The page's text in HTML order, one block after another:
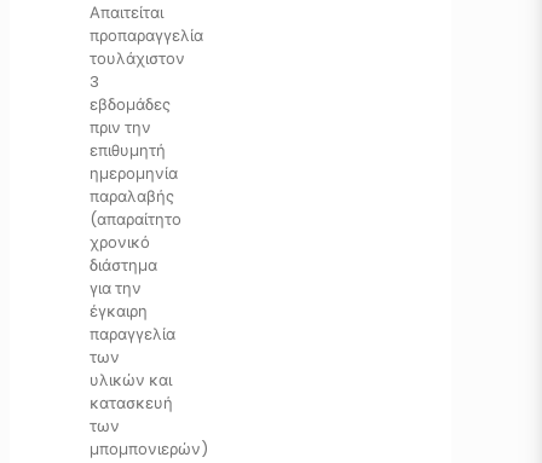
Απαιτείται
προπαραγγελία
τουλάχιστον
3
εβδομάδες
πριν την
επιθυμητή
ημερομηνία
παραλαβής
(απαραίτητο
χρονικό
διάστημα
για την
έγκαιρη
παραγγελία
των
υλικών και
κατασκευή
των
μπομπονιερών)